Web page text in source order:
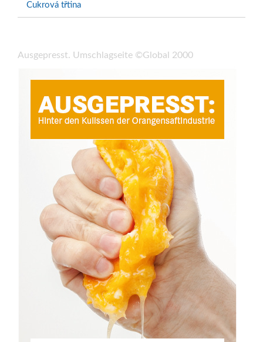
Cukrová třtina
Ausgepresst. Umschlagseite ©Global 2000